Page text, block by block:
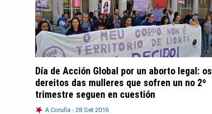
Día de Acción Global por un aborto legal: os
dereitos das mulleres que sofren un no 2º
trimestre seguen en cuestión
A Coruña - 28 Set 2016